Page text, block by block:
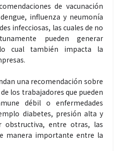
de vacunación
influenza y neumonía
infecciosas, las cuales de no
pueden generar
cual también impacta la
una recomendación sobre
los trabajadores que pueden
débil o enfermedades
diabetes, presión alta y
obstructiva, entre otras, las
manera importante entre la